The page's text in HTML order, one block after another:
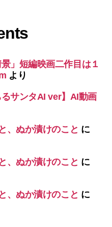
」短編映画二作目は１
より
サンタAI ver】AI動画
、ぬか漬けのこと に
、ぬか漬けのこと に
、ぬか漬けのこと に